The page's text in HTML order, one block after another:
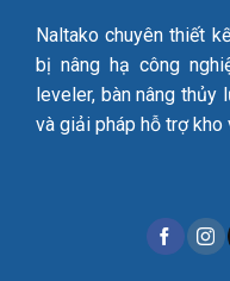
Naltako chuyên thiết
bị nâng hạ công
leveler, bàn nâng thủy
và giải pháp hỗ trợ kho